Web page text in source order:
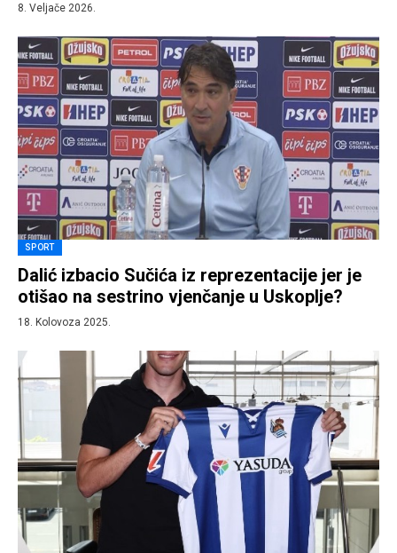
8. Veljače 2026.
SPORT
Dalić izbacio Sučića iz reprezentacije jer je
otišao na sestrino vjenčanje u Uskoplje?
18. Kolovoza 2025.